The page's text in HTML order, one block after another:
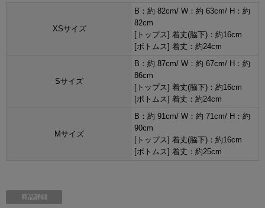
XSサイズ
B：約 82cm/ W：約 63cm/ H：約
82cm
[トップス] 着丈(脇下)：約16cm
[ボトムス] 着丈：約24cm
Sサイズ
B：約 87cm/ W：約 67cm/ H：約
86cm
[トップス] 着丈(脇下)：約16cm
[ボトムス] 着丈：約24cm
Mサイズ
B：約 91cm/ W：約 71cm/ H：約
90cm
[トップス] 着丈(脇下)：約16cm
[ボトムス] 着丈：約25cm
商品詳細